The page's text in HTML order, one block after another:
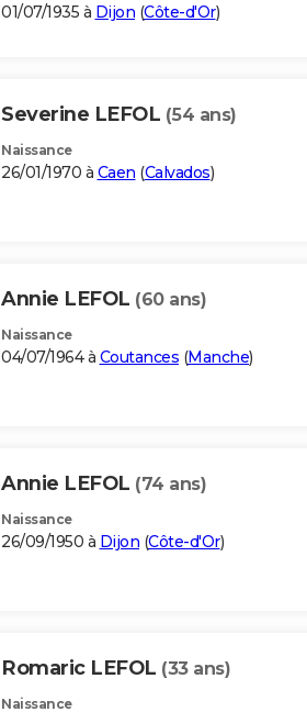
01/07/1935 à Dijon (Côte-d'Or)
Severine LEFOL (54 ans)
Naissance
26/01/1970 à Caen (Calvados)
Annie LEFOL (60 ans)
Naissance
04/07/1964 à Coutances (Manche)
Annie LEFOL (74 ans)
Naissance
26/09/1950 à Dijon (Côte-d'Or)
Romaric LEFOL (33 ans)
Naissance